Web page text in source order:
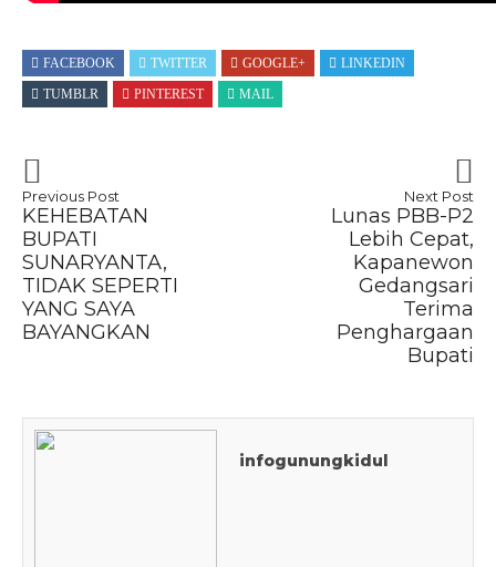
FACEBOOK TWITTER GOOGLE+
LINKEDIN
TUMBLR
PINTEREST MAIL
Previous Post
KEHEBATAN
BUPATI
SUNARYANTA,
TIDAK SEPERTI
YANG SAYA
BAYANGKAN
Next Post
Lunas PBB-P2
Lebih Cepat,
Kapanewon
Gedangsari
Terima
Penghargaan
Bupati
infogunungkidul